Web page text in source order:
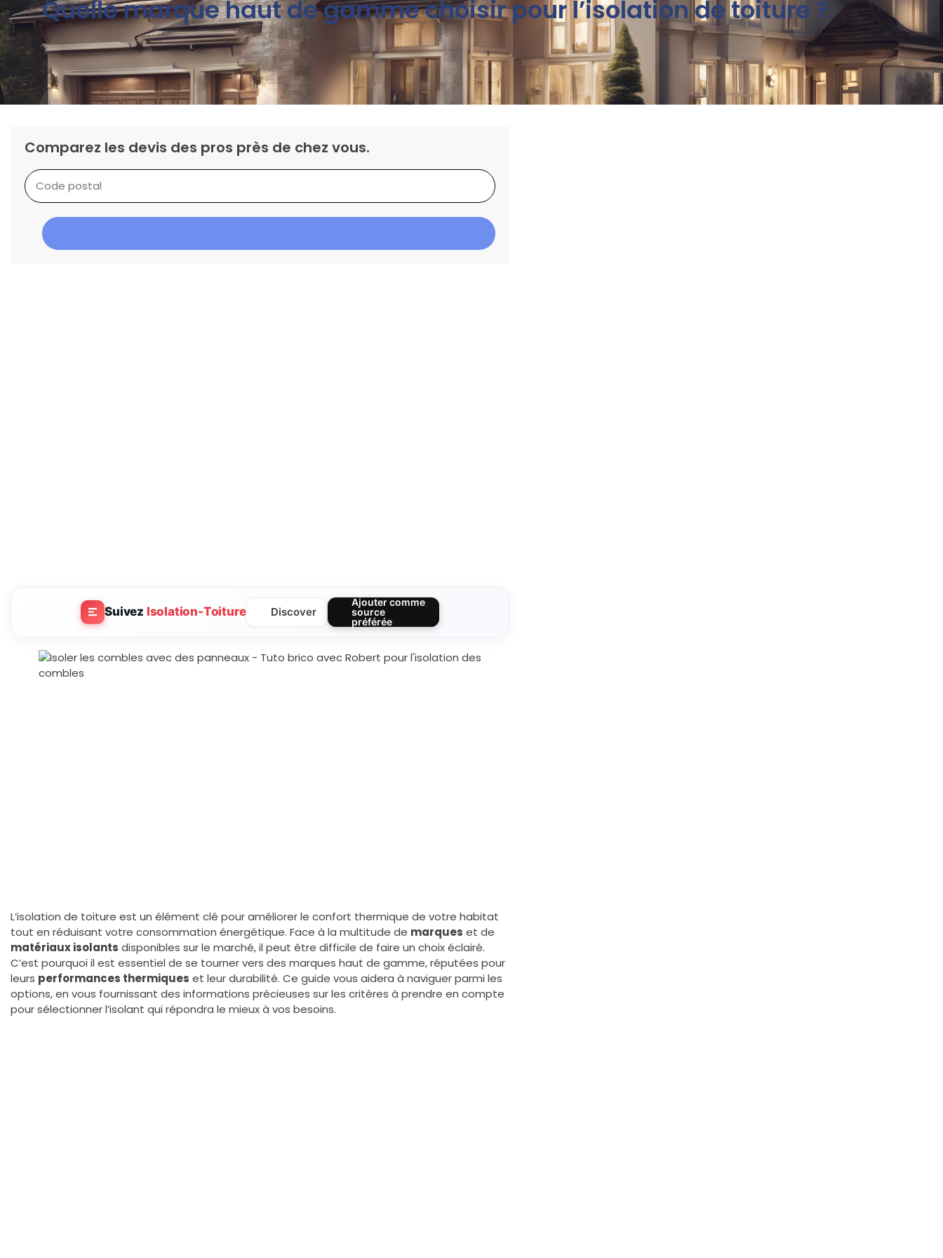
Quelle marque haut de gamme choisir pour l’isolation de toiture ?
Comparez les devis des pros près de chez vous.
Suivez Isolation-Toiture Discover
Ajouter comme
source
préférée
L’isolation de toiture est un élément clé pour améliorer le confort thermique de votre habitat
tout en réduisant votre consommation énergétique. Face à la multitude de marques et de
matériaux isolants disponibles sur le marché, il peut être difficile de faire un choix éclairé.
C’est pourquoi il est essentiel de se tourner vers des marques haut de gamme, réputées pour
leurs performances thermiques et leur durabilité. Ce guide vous aidera à naviguer parmi les
options, en vous fournissant des informations précieuses sur les critères à prendre en compte
pour sélectionner l’isolant qui répondra le mieux à vos besoins.